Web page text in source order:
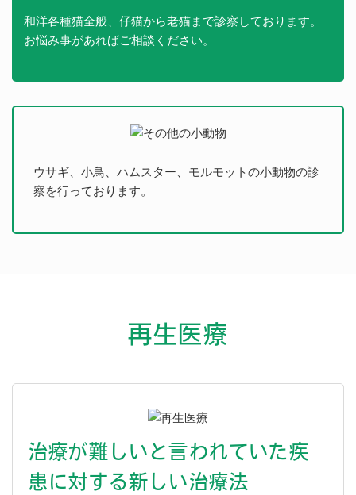
和洋各種猫全般、仔猫から老猫まで診察しております。
お悩み事があればご相談ください。
ウサギ、小鳥、ハムスター、モルモットの小動物の診
察を行っております。
再生医療
治療が難しいと言われていた疾
患に対する新しい治療法